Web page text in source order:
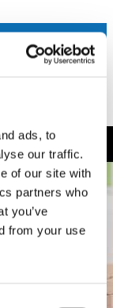
ads, to
our traffic.
of our site with
partners who
you’ve
from your use